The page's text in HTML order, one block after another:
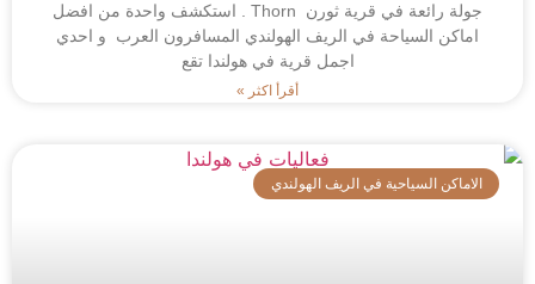
جولة رائعة في قرية ثورن Thorn . استكشف واحدة من افضل
اماكن السياحة في الريف الهولندي المسافرون العرب و احدي
اجمل قرية في هولندا تقع
أقرأ اكثر »
الاماكن السياحية في الريف الهولندي